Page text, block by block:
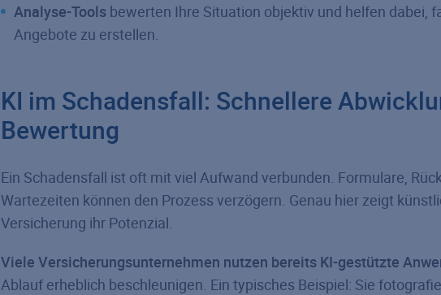
Analyse-Tools bewerten Ihre Situation objektiv und helfen dabei,
Angebote zu erstellen.
KI im Schadensfall: Schnellere
Bewertung
Ein Schadensfall ist oft mit viel Aufwand verbunden. Formulare,
Wartezeiten können den Prozess verzögern. Genau hier zeigt
Versicherung ihr Potenzial.
Viele Versicherungsunternehmen nutzen bereits KI-gestützte
Ablauf erheblich beschleunigen. Ein typisches Beispiel: Sie